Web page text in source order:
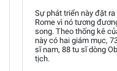
Sự phát triển này đặt
Rome vì nó tương
song. Theo thống kê
này có hai giám mục,
sĩ nam, 88 tu sĩ dòng
tịch.